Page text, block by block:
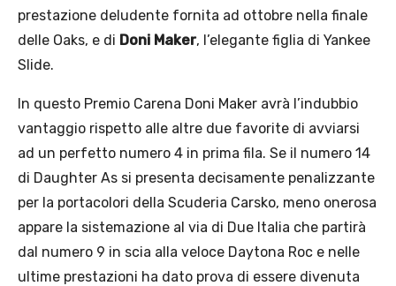
prestazione deludente fornita ad ottobre nella finale
delle Oaks, e di Doni Maker, l’elegante figlia di Yankee
Slide.
In questo Premio Carena Doni Maker avrà l’indubbio
vantaggio rispetto alle altre due favorite di avviarsi
ad un perfetto numero 4 in prima fila. Se il numero 14
di Daughter As si presenta decisamente penalizzante
per la portacolori della Scuderia Carsko, meno onerosa
appare la sistemazione al via di Due Italia che partirà
dal numero 9 in scia alla veloce Daytona Roc e nelle
ultime prestazioni ha dato prova di essere divenuta